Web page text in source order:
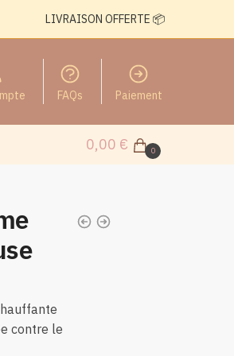
LIVRAISON OFFERTE 📦
FAQs Paiement
0,00 € 0
contre le